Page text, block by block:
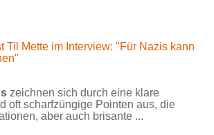
Til Mette im Interview: "Für Nazis kann
zeichnen sich durch eine klare
oft scharfzüngige Pointen aus, die
aber auch brisante ...